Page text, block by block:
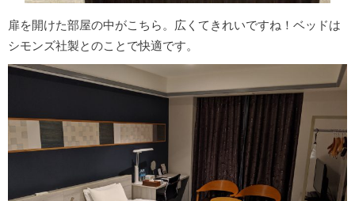
扉を開けた部屋の中がこちら。広くてきれいですね！ベッドは
シモンズ社製とのことで快適です。